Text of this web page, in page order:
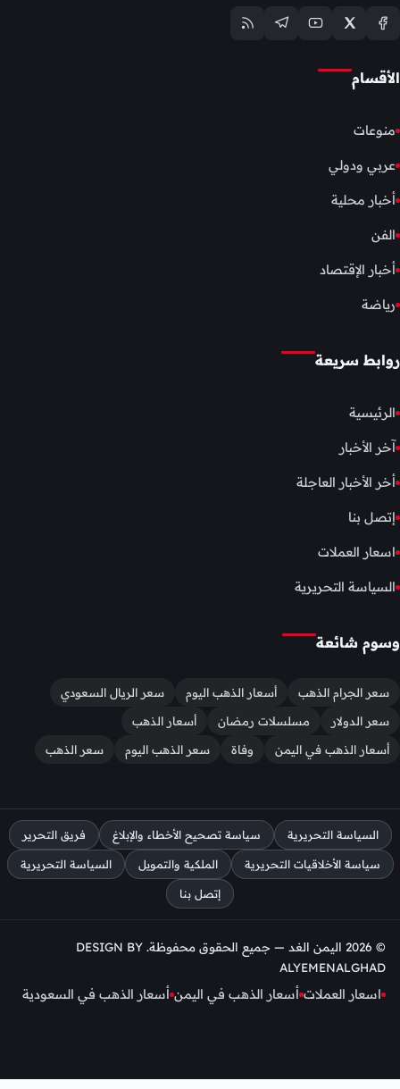
الأقسام
منوعات
عربي ودولي
أخبار محلية
الفن
أخبار الإقتصاد
رياضة
روابط سريعة
الرئيسية
آخر الأخبار
أخر الأخبار العاجلة
إتصل بنا
اسعار العملات
السياسة التحريرية
وسوم شائعة
سعر الجرام الذهب أسعار الذهب اليوم
سعر الريال السعودي
سعر الدولار
مسلسلات رمضان
أسعار الذهب
أسعار الذهب في اليمن
وفاة سعر الذهب اليوم سعر الذهب
السياسة التحريرية سياسة تصحيح الأخطاء والإبلاغ فريق التحرير
سياسة الأخلاقيات التحريرية الملكية والتمويل السياسة التحريرية
إتصل بنا
© 2026 اليمن الغد — جميع الحقوق محفوظة. DESIGN BY
ALYEMENALGHAD
اسعار العملات أسعار الذهب في اليمن أسعار الذهب في السعودية